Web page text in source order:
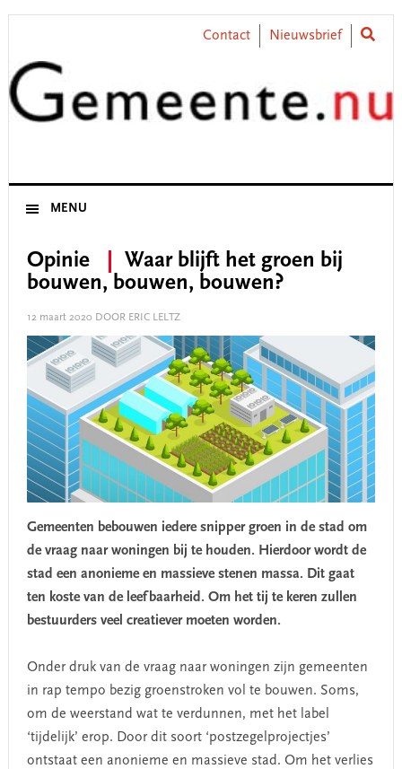
Skip
primary
navigation
Skip
content
Skip
primary
sidebar
Skip
footer
Contact Nieuwsbrief
MENU
Opinie
Waar blijft het groen bij
bouwen, bouwen, bouwen?
12 maart 2020 DOOR ERIC LELTZ
Gemeenten bebouwen iedere snipper groen in de stad om
de vraag naar woningen bij te houden. Hierdoor wordt de
stad een anonieme en massieve stenen massa. Dit gaat
ten koste van de leefbaarheid. Om het tij te keren zullen
bestuurders veel creatiever moeten worden.
Onder druk van de vraag naar woningen zijn gemeenten
in rap tempo bezig groenstroken vol te bouwen. Soms,
om de weerstand wat te verdunnen, met het label
‘tijdelijk’ erop. Door dit soort ‘postzegelprojectjes’
ontstaat een anonieme en massieve stad. Om het verlies